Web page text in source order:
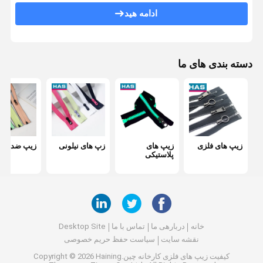
ادامه هید
دسته بندی های ما
زیپ های فلزی
زیپ های
پلاستیکی
زپ های نیلونی زیپ ضد
خانه دربارهی ما تماس با ما
Desktop Site
نقشه سایت
سیاست حفظ حریم خصوصی
کیفیت زیپ های فلزی
کارخانه چین.Copyright © 2026 Haining